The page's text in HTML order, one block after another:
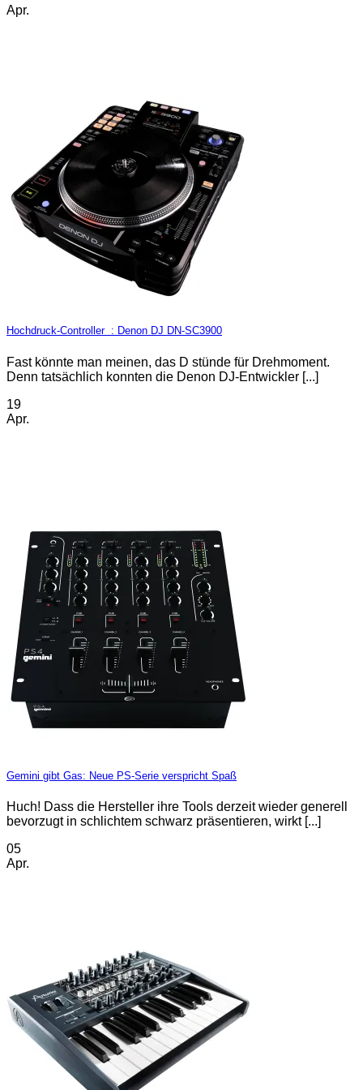
Apr.
Hochdruck-Controller : Denon DJ DN-SC3900
Fast könnte man meinen, das D stünde für Drehmoment.
Denn tatsächlich konnten die Denon DJ-Entwickler [...]
19
Apr.
Gemini gibt Gas: Neue PS-Serie verspricht Spaß
Huch! Dass die Hersteller ihre Tools derzeit wieder generell
bevorzugt in schlichtem schwarz präsentieren, wirkt [...]
05
Apr.